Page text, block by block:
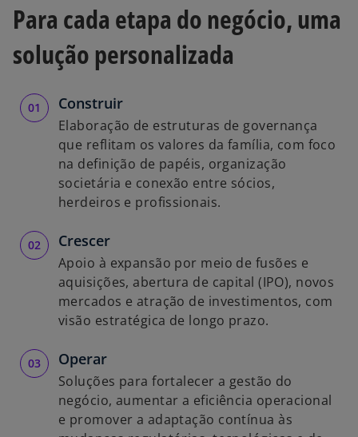
Para cada etapa do negócio, uma
solução personalizada
Construir
Elaboração de estruturas de governança
que reflitam os valores da família, com foco
na definição de papéis, organização
societária e conexão entre sócios,
herdeiros e profissionais.
Crescer
Apoio à expansão por meio de fusões e
aquisições, abertura de capital (IPO), novos
mercados e atração de investimentos, com
visão estratégica de longo prazo.
Operar
Soluções para fortalecer a gestão do
negócio, aumentar a eficiência operacional
e promover a adaptação contínua às